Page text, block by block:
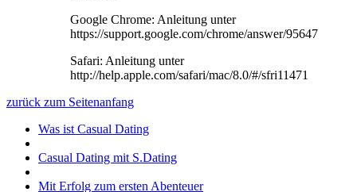
Google Chrome: Anleitung unter
https://support.google.com/chrome/answer/95647
Safari: Anleitung unter
http://help.apple.com/safari/mac/8.0/#/sfri11471
zurück zum Seitenanfang
Was ist Casual Dating
Casual Dating mit S.Dating
Mit Erfolg zum ersten Abenteuer